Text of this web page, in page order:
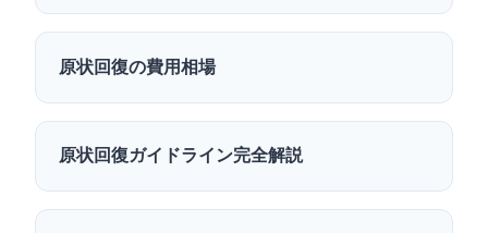
原状回復の費用相場
原状回復ガイドライン完全解説